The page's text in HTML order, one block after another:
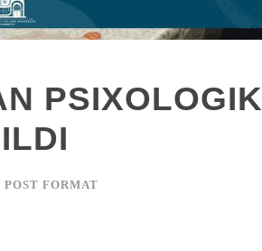
PSIXOLOGIK
POST FORMAT